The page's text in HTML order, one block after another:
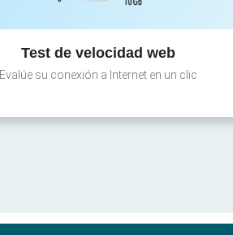
Test de velocidad web
Evalúe su conexión a Internet en un clic